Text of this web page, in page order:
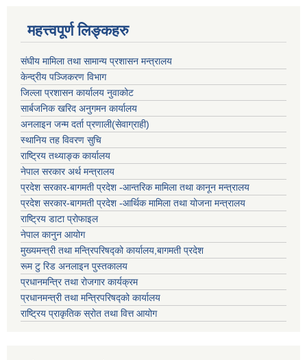
महत्त्वपूर्ण लिङ्कहरु
संघीय मामिला तथा सामान्य प्रशासन मन्त्रालय
केन्द्रीय पञ्जिकरण विभाग
जिल्ला प्रशासन कार्यालय नुवाकोट
सार्बजनिक खरिद अनुगमन कार्यालय
अनलाइन जन्म दर्ता प्रणाली(सेवाग्राही)
स्थानिय तह विवरण सुचि
राष्ट्रिय तथ्याङ्क कार्यालय
नेपाल सरकार अर्थ मन्त्रालय
प्रदेश सरकार-बागमती प्रदेश -आन्तरिक मामिला तथा कानून मन्त्रालय
प्रदेश सरकार-बागमती प्रदेश -आर्थिक मामिला तथा योजना मन्त्रालय
राष्ट्रिय डाटा प्रोफाइल
नेपाल कानुन आयोग
मुख्यमन्त्री तथा मन्त्रिपरिषद्को कार्यालय,बागमती प्रदेश
रूम टु रिड अनलाइन पुस्तकालय
प्रधानमन्त्रि तथा रोजगार कार्यक्रम
प्रधानमन्त्री तथा मन्त्रिपरिषद्को कार्यालय
राष्ट्रिय प्राकृतिक स्रोत तथा वित्त आयोग